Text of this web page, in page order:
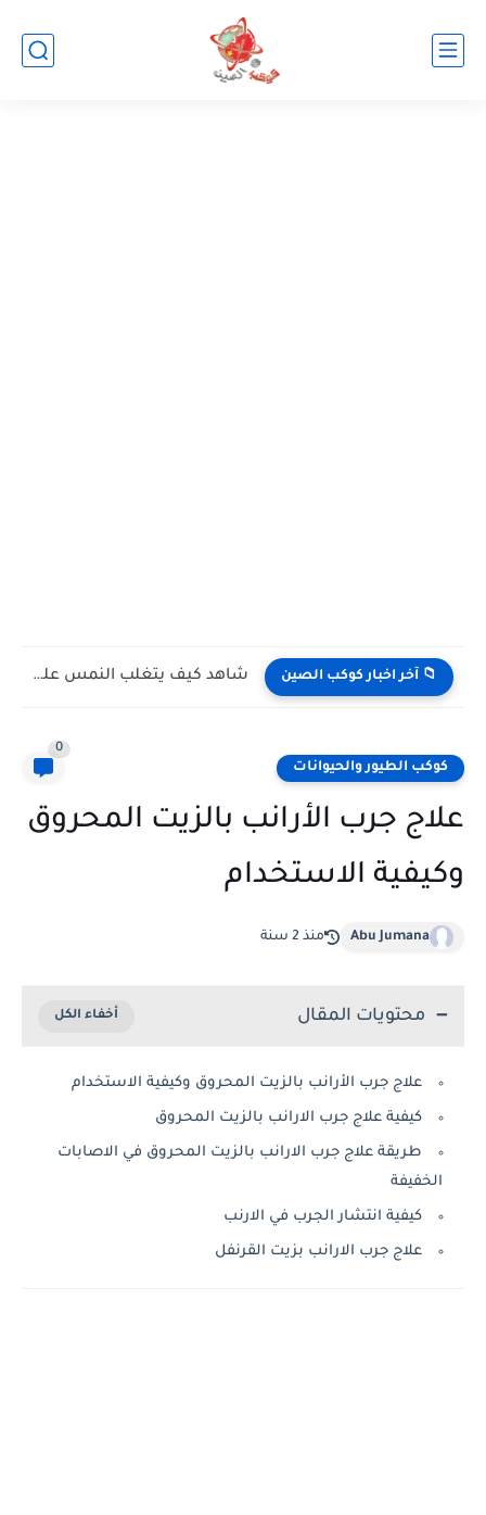
📁 آخر اخبار كوكب الصين فراشات تشرب دموع السلاحف.. مشهد حقيقي يوثق أحد أكثر السلوكيات...
كوكب الطيور والحيوانات
0
علاج جرب الأرانب بالزيت المحروق
وكيفية الاستخدام
Abu Jumana منذ 2 سنة
محتويات المقال
علاج جرب الأرانب بالزيت المحروق وكيفية الاستخدام
كيفية علاج جرب الارانب بالزيت المحروق
طريقة علاج جرب الارانب بالزيت المحروق في الاصابات
الخفيفة
كيفية انتشار الجرب في الارنب
علاج جرب الارانب بزيت القرنفل